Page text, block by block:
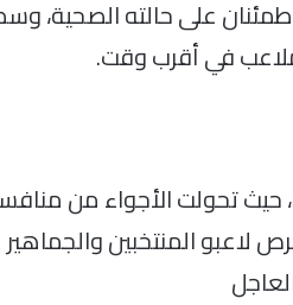
على حالته الصحية،
في أقرب وقت.
حيث تحولت الأجواء من
لاعبو المنتخبين